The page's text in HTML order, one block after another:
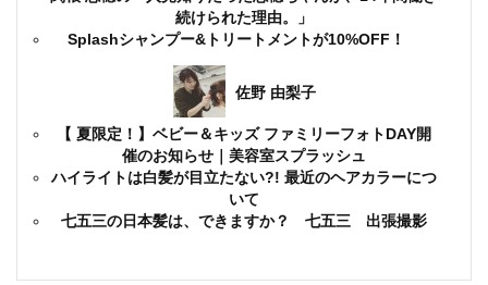
続けられた理由。」
Splashシャンプー&トリートメントが10%OFF！
佐野 由梨子
【 夏限定！】ベビー＆キッズ ファミリーフォトDAY開
催のお知らせ｜美容室スプラッシュ
ハイライトは白髪が目立たない?! 最近のヘアカラーにつ
いて
七五三の日本髪は、できますか？ 七五三 出張撮影